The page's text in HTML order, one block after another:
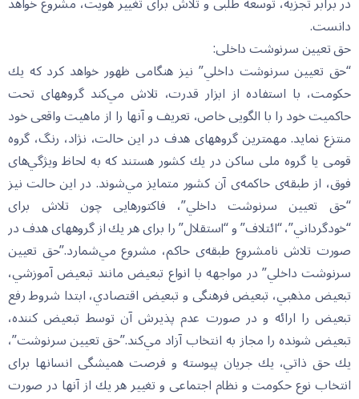
دانست.
حق تعیین سرنوشت داخلی:
“حق تعيين سرنوشت داخلي” نيز هنگامى ظهور خواهد كرد كه يك
حكومت، با استفاده از ابزار قدرت، تلاش مي‌كند گروههاى تحت
حاكميت خود را با الگويى خاص، تعريف و آنها را از ماهيت واقعى خود
منتزع نمايد. مهمترين گروههاى هدف در اين حالت، نژاد، رنگ، گروه
قومى يا گروه ملى ساكن در يك كشور هستند كه به لحاظ ويژگي‌هاى
فوق، از طبقه‌ى حاكمه‌ى آن كشور متمايز مي‌شوند. در اين حالت نيز
“حق تعيين سرنوشت داخلي”، فاكتورهايى چون تلاش براى
“خودگرداني”، “ائتلاف” و “استقلال” را براى هر يك از گروههاى هدف در
صورت تلاش نامشروع طبقه‌ى حاكم، مشروع مي‌شمارد.”حق تعيين
سرنوشت داخلي” در مواجهه با انواع تبعيض مانند تبعيض آموزشي،
تبعيض مذهبي، تبعيض فرهنگى و تبعيض اقتصادي، ابتدا شروط رفع
تبعيض را ارائه و در صورت عدم پذيرش آن توسط تبعيض كننده،
تبعيض شونده را مجاز به انتخاب آزاد مي‌كند.”حق تعيين سرنوشت”،
يك حق ذاتي، يك جريان پيوسته و فرصت هميشگى انسانها براى
انتخاب نوع حكومت و نظام اجتماعى و تغيير هر يك از آنها در صورت